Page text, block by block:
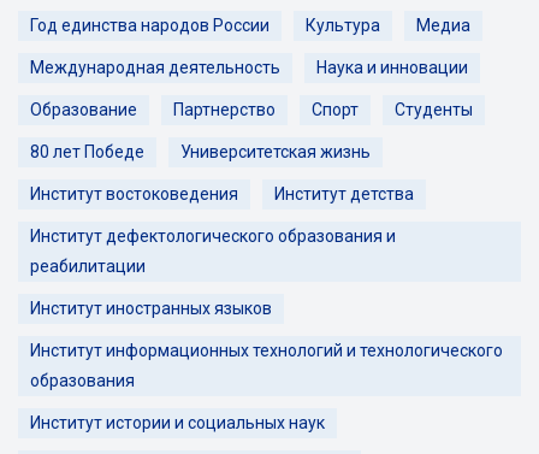
Год единства народов России Культура Медиа
Международная деятельность Наука и инновации
Образование Партнерство Спорт Студенты
80 лет Победе Университетская жизнь
Институт востоковедения Институт детства
Институт дефектологического образования и
реабилитации
Институт иностранных языков
Институт информационных технологий и технологического
образования
Институт истории и социальных наук